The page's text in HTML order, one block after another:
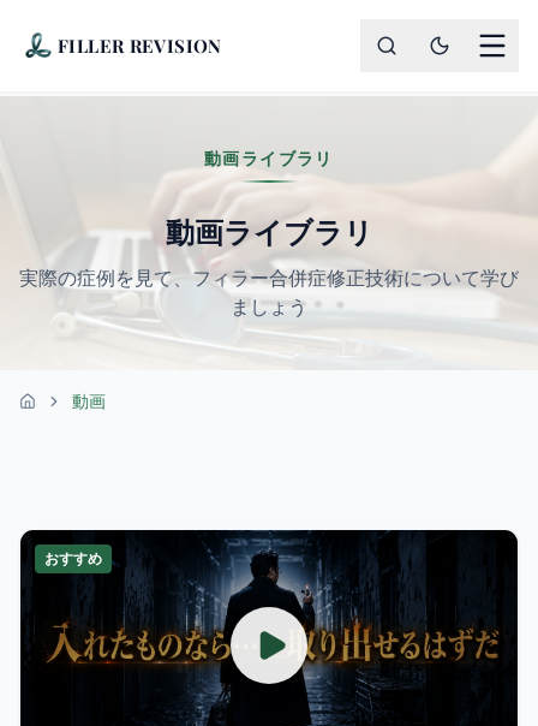
FILLER REVISION
動画ライブラリ
動画ライブラリ
実際の症例を見て、フィラー合併症修正技術について学び
ましょう
ホーム 動画
おすすめ